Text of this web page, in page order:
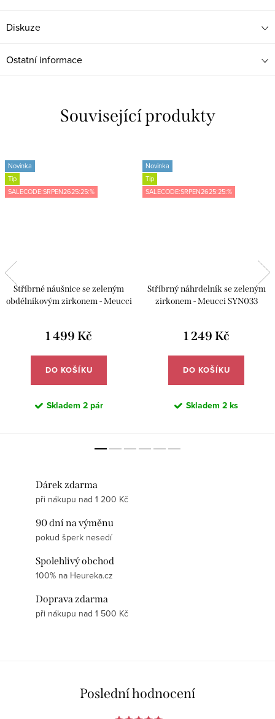
Diskuze
Ostatní informace
Související produkty
Novinka
Tip
SALECODE:SRPEN2625:25:%
Stříbrné náušnice se zeleným
obdélníkovým zirkonem - Meucci
1 499 Kč
DO KOŠÍKU
Skladem 2 pár
Novinka
Tip
SALECODE:SRPEN2625:25:%
Stříbrný náhrdelník se zeleným
zirkonem - Meucci SYN033
1 249 Kč
DO KOŠÍKU
Skladem 2 ks
Dárek zdarma
při nákupu nad 1 200 Kč
90 dní na výměnu
pokud šperk nesedí
Spolehlivý obchod
100% na Heureka.cz
Doprava zdarma
při nákupu nad 1 500 Kč
Poslední hodnocení